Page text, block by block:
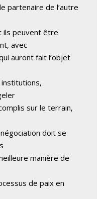
partenaire de l’autre
ils peuvent être
avec
auront fait l’objet
sur le terrain,
doit se
manière de
de paix en